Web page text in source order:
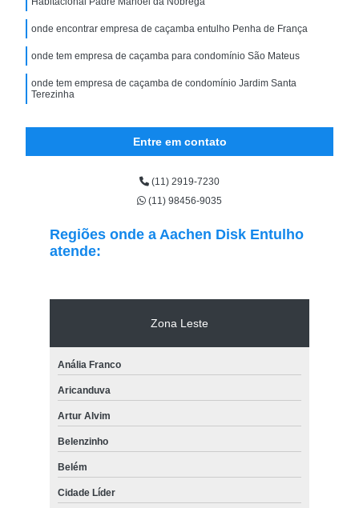
onde encontrar empresa de caçamba entulho Penha de França
onde tem empresa de caçamba para condomínio São Mateus
onde tem empresa de caçamba de condomínio Jardim Santa
Terezinha
Entre em contato
(11) 2919-7230
(11) 98456-9035
Regiões onde a Aachen Disk Entulho
atende:
Zona Leste
Anália Franco
Aricanduva
Artur Alvim
Belenzinho
Belém
Cidade Líder